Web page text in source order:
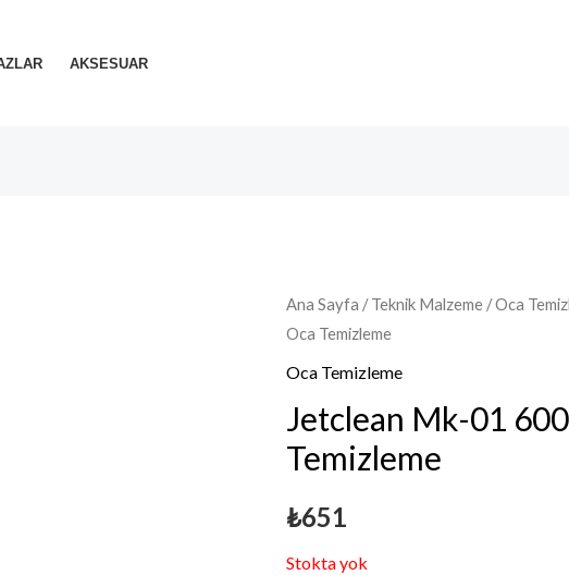
AKSESUAR
Ana Sayfa /Teknik Malzeme /Oca
Oca Temizleme
Oca Temizleme
Jetclean Mk-01
Temizleme
₺651
Stokta yok